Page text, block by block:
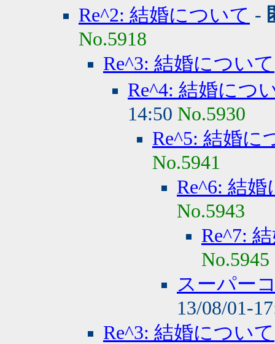
Re^2: 結婚について -
No.5918
Re^3: 結婚について
Re^4: 結婚につ
14:50 No.5930
Re^5: 結婚に
No.5941
Re^6: 結
No.5943
Re^7:
No.5945
スーパー
13/08/01-
Re^3: 結婚について